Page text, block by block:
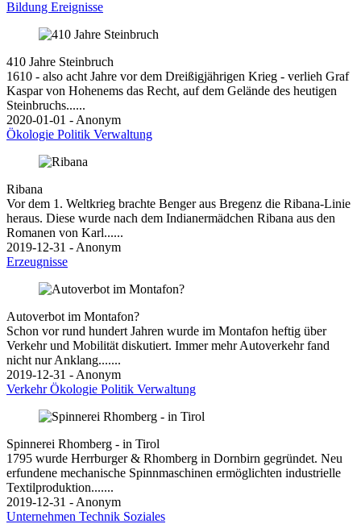
Bildung Ereignisse
410 Jahre Steinbruch
1610 - also acht Jahre vor dem Dreißigjährigen Krieg - verlieh Graf
Kaspar von Hohenems das Recht, auf dem Gelände des heutigen
Steinbruchs......
2020-01-01 - Anonym
Ökologie Politik Verwaltung
Ribana
Vor dem 1. Weltkrieg brachte Benger aus Bregenz die Ribana-Linie
heraus. Diese wurde nach dem Indianermädchen Ribana aus den
Romanen von Karl......
2019-12-31 - Anonym
Erzeugnisse
Autoverbot im Montafon?
Schon vor rund hundert Jahren wurde im Montafon heftig über
Verkehr und Mobilität diskutiert. Immer mehr Autoverkehr fand
nicht nur Anklang.......
2019-12-31 - Anonym
VerkehrÖkologie Politik Verwaltung
Spinnerei Rhomberg - in Tirol
1795 wurde Herrburger & Rhomberg in Dornbirn gegründet. Neu
erfundene mechanische Spinnmaschinen ermöglichten industrielle
Textilproduktion.......
2019-12-31 - Anonym
Unternehmen Technik Soziales